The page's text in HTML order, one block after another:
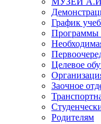
График
Целевое
Заочное
Родителям